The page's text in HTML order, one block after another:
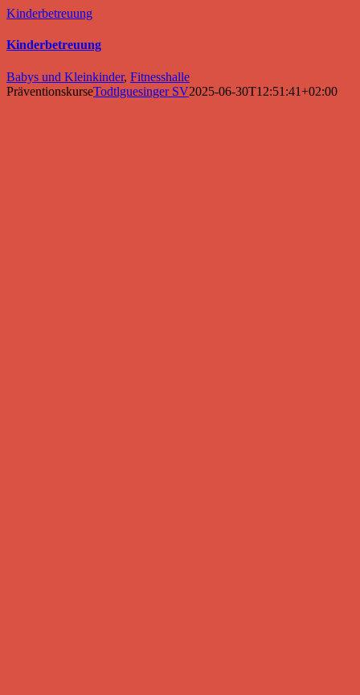
Kinderbetreuung
Kinderbetreuung
Babys und Kleinkinder, Fitnesshalle
PräventionskurseTodtlguesinger SV2025-06-30T12:51:41+02:00